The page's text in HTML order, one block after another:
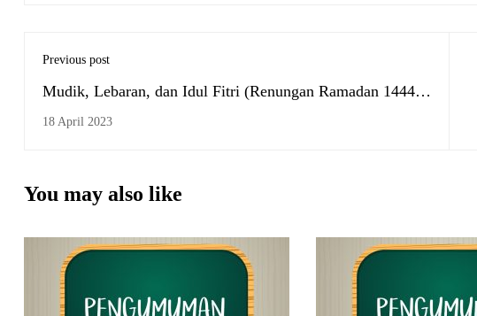
Previous post
Mudik, Lebaran, dan Idul Fitri (Renungan Ramadan 1444 H
Bag. IV)
18 April 2023
You may also like